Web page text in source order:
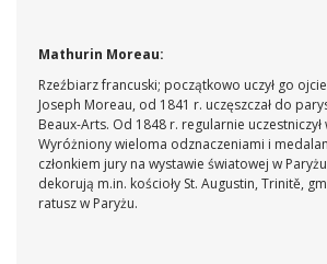
Mathurin Moreau:
Rzeźbiarz francuski; początkowo uczył go
Joseph Moreau, od 1841 r. uczęszczał do
Beaux-Arts. Od 1848 r. regularnie uczestniczył
Wyróżniony wieloma odznaczeniami i
członkiem jury na wystawie światowej w
dekorują m.in. kościoły St. Augustin, Trinitě,
ratusz w Paryżu.